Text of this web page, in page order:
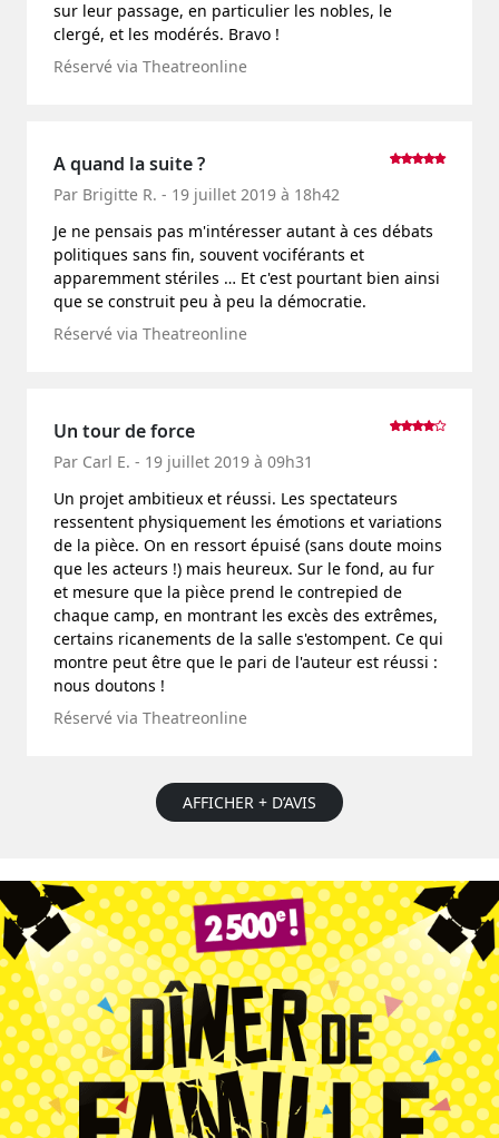
sur leur passage, en particulier les nobles, le
clergé, et les modérés. Bravo !
Réservé via Theatreonline
A quand la suite ?
Par Brigitte R. - 19 juillet 2019 à 18h42
Je ne pensais pas m'intéresser autant à ces débats
politiques sans fin, souvent vociférants et
apparemment stériles … Et c'est pourtant bien ainsi
que se construit peu à peu la démocratie.
Réservé via Theatreonline
Un tour de force
Par Carl E. - 19 juillet 2019 à 09h31
Un projet ambitieux et réussi. Les spectateurs
ressentent physiquement les émotions et variations
de la pièce. On en ressort épuisé (sans doute moins
que les acteurs !) mais heureux. Sur le fond, au fur
et mesure que la pièce prend le contrepied de
chaque camp, en montrant les excès des extrêmes,
certains ricanements de la salle s'estompent. Ce qui
montre peut être que le pari de l'auteur est réussi :
nous doutons !
Réservé via Theatreonline
AFFICHER + D’AVIS